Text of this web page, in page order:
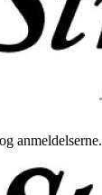
anmeldelserne.